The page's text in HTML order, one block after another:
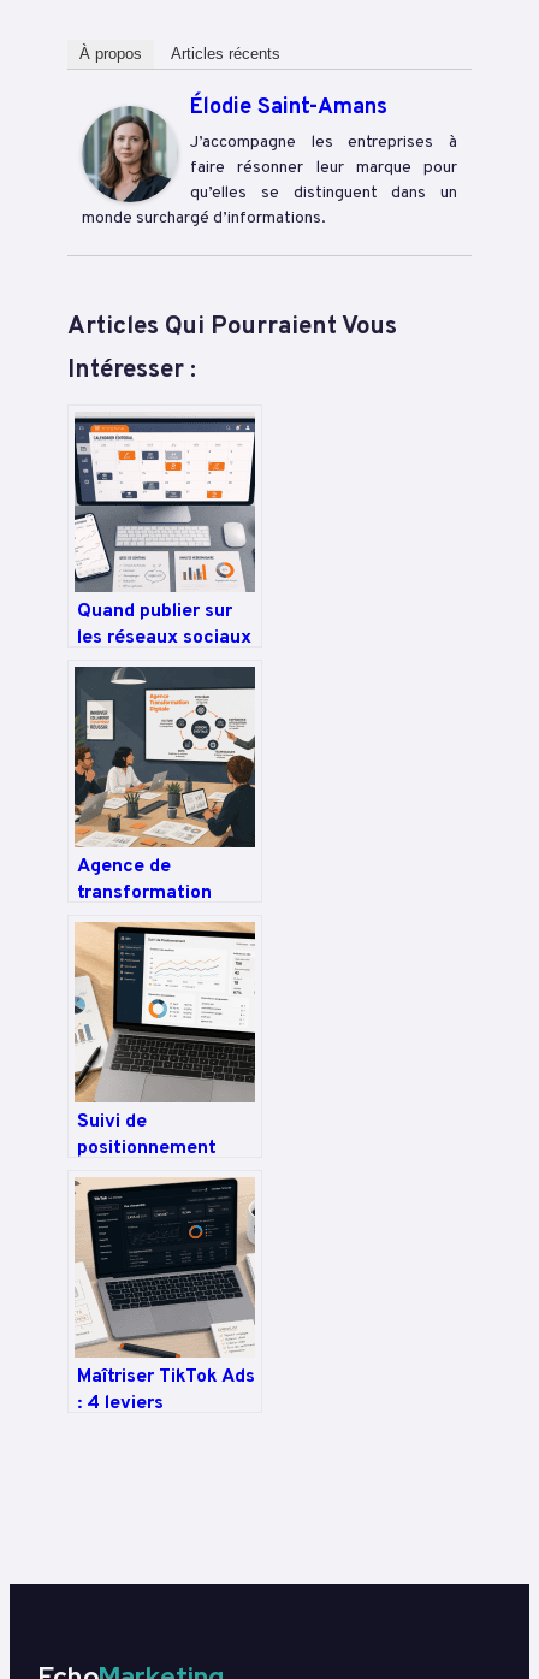
À propos Articles récents
Élodie Saint-Amans
J’accompagne les entreprises à
faire résonner leur marque pour
qu’elles se distinguent dans un
monde surchargé d’informations.
Articles Qui Pourraient Vous
Intéresser :
Quand publier sur
les réseaux sociaux
? 3 créneaux
stratégiques et une
méthode pour
maximiser votre
engagement
Agence de
transformation
digitale à Paris : 4
piliers pour garantir
la rentabilité de vos
projets
Suivi de
positionnement
SEO : 4 indicateurs
clés pour piloter
votre visibilité sur
Google
Maîtriser TikTok Ads
: 4 leviers